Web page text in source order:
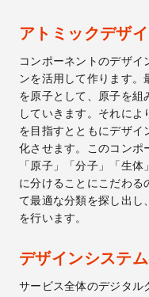
アトミックデザ
コンポーネントのデザイ
ンを活用して作ります
を原子として、原子を組
していきます。それに
を目指すとともにデザイ
化させます。このコンポ
「原子」「分子」「生
に分けることにこだわる
て最適な分類を探し出し
を行います。
デザインシステ
サービス全体のデジタル